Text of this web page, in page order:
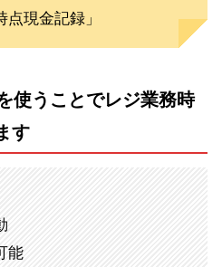
現金記録」
使うことでレジ業務時
す
能